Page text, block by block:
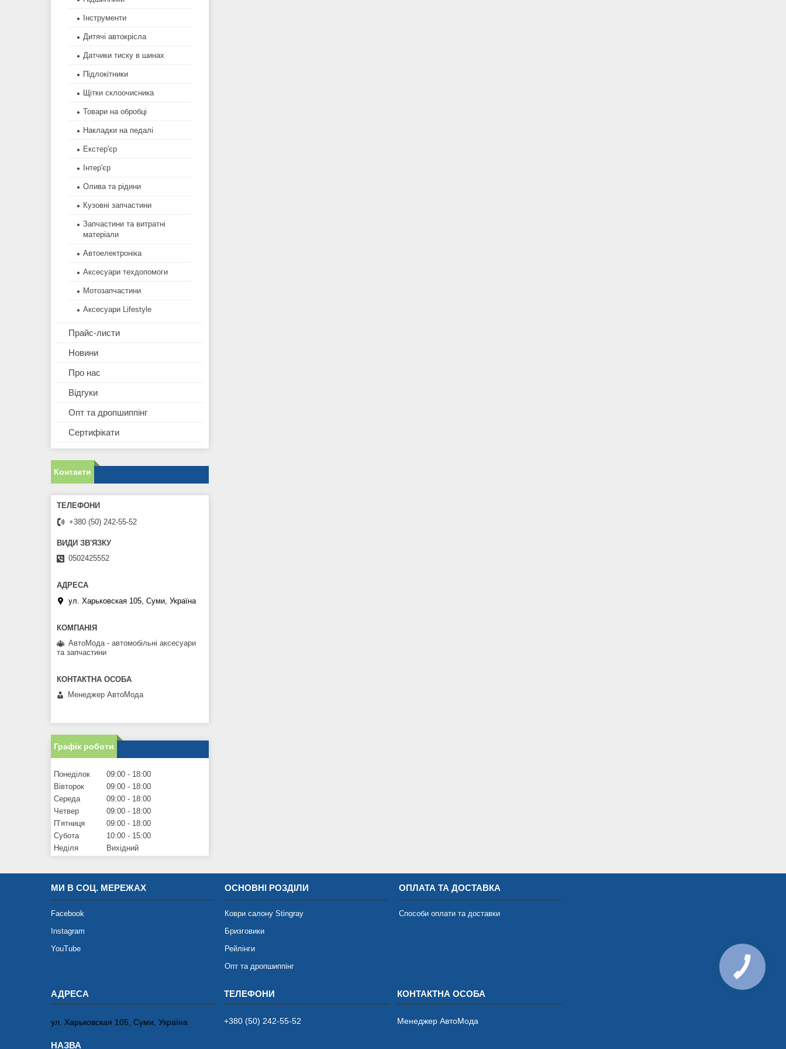
Інструменти
Дитячі автокрісла
Датчики тиску в шинах
Підлокітники
Щітки склоочисника
Товари на обробці
Накладки на педалі
Екстер'єр
Інтер'єр
Олива та рідини
Кузовні запчастини
Запчастини та витратні
матеріали
Автоелектроніка
Аксесуари техдопомоги
Мотозапчастини
Аксесуари Lifestyle
Прайс-листи
Новини
Про нас
Відгуки
Опт та дропшиппінг
Сертифікати
Контакти
+380 (50) 242-55-52
0502425552
ул. Харьковская 105, Суми, Україна
АвтоМода - автомобільні аксесуари
та запчастини
Менеджер АвтоМода
Графік роботи
Понеділок 09:00
18:00
Вівторок
09:00
18:00
Середа
09:00
18:00
Четвер
09:00
18:00
Пʼятниця
09:00
18:00
Субота
10:00
15:00
Неділя
Вихідний
МИ В СОЦ. МЕРЕЖАХ
Facebook
Instagram
YouTube
ОСНОВНІ РОЗДІЛИ
Коври салону Stingray
Бризговики
Рейлінги
Опт та дропшиппінг
ОПЛАТА ТА ДОСТАВКА
Способи оплати та доставки
ул. Харьковская 105, Суми, Україна +380 (50) 242-55-52 Менеджер АвтоМода